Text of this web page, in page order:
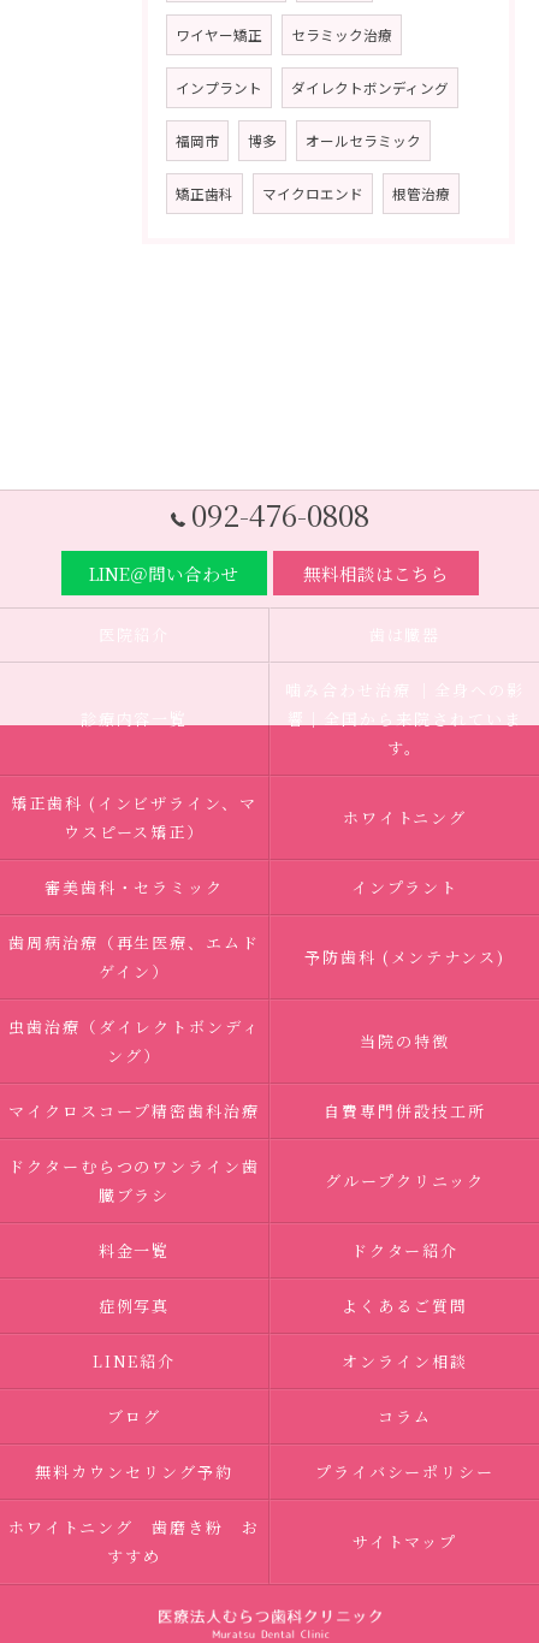
ワイヤー矯正 セラミック治療
インプラント ダイレクトボンディング
福岡市 博多 オールセラミック
矯正歯科 マイクロエンド 根管治療
092-476-0808
LINE＠問い合わせ 無料相談はこちら
医院紹介 歯は臓器
診療内容一覧
噛み合わせ治療 ｜全身への影
響｜全国から来院されていま
す。
矯正歯科 (インビザライン、マ
ウスピース矯正）
ホワイトニング
審美歯科・セラミック インプラント
歯周病治療（再生医療、エムド
ゲイン）
予防歯科 (メンテナンス)
虫歯治療（ダイレクトボンディ
ング）
当院の特徴
マイクロスコープ精密歯科治療 自費専門併設技工所
ドクターむらつのワンライン歯
臓ブラシ
グループクリニック
料金一覧 ドクター紹介
症例写真 よくあるご質問
LINE紹介 オンライン相談
ブログ コラム
無料カウンセリング予約 プライバシーポリシー
ホワイトニング 歯磨き粉 お
すすめ
サイトマップ